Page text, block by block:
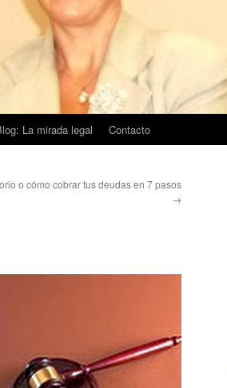
La mirada legal Contacto
o cómo cobrar tus deudas en 7 pasos
→